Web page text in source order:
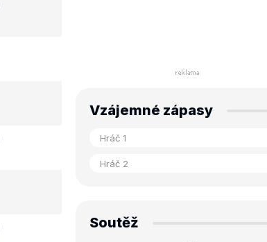
Vzájemné zápasy
Soutěž